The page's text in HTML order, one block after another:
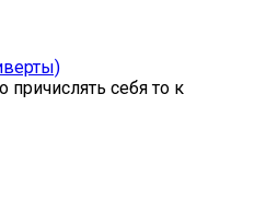
причислять себя то к